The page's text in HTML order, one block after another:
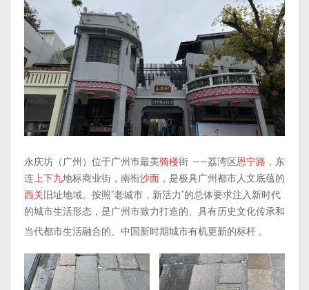
永庆坊（广州）位于广州市最美骑楼街 ——荔湾区恩宁路 ，东
连 上下九地标商业街，南衔沙面 ，是极具广州都市人文底蕴的
西关 旧址地域。按照“老城市，新活力”的总体要求注入新时代
的城市生活形态，是广州市致力打造的、具有历史文化传承和
当代都市生活融合的、中国新时期城市有机更新的标杆 。